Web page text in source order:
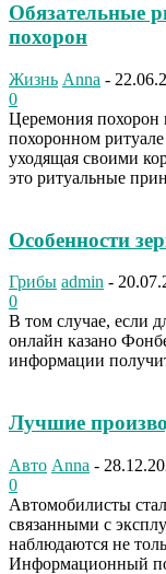
Обязательные
похорон
Жизнь Anna -
0
Церемония похорон
похоронном ритуале
уходящая своими
это ритуальные
Особенности
Грибы admin -
0
В том случае, если
онлайн казано
информации
Лучшие
Авто Anna -
0
Автомобилисты
связанными с
наблюдаются не
Информационный